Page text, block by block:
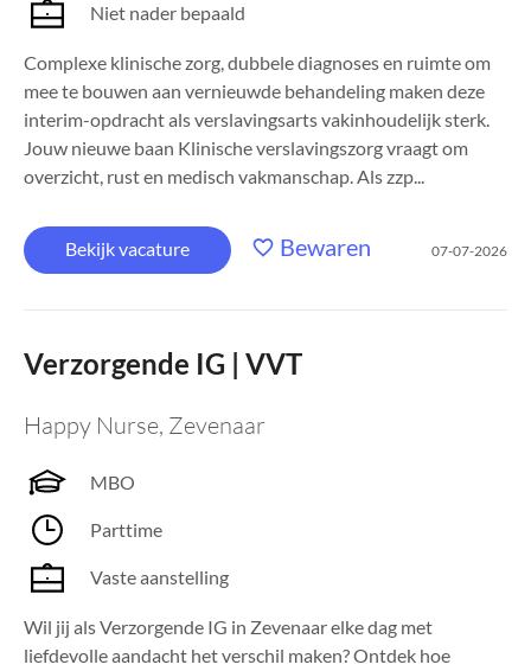
Niet nader bepaald
Complexe klinische zorg, dubbele diagnoses en ruimte om
mee te bouwen aan vernieuwde behandeling maken deze
interim-opdracht als verslavingsarts vakinhoudelijk sterk.
Jouw nieuwe baan Klinische verslavingszorg vraagt om
overzicht, rust en medisch vakmanschap. Als zzp...
Bekijk vacature Bewaren 07-07-2026
Verzorgende IG | VVT
Happy Nurse, Zevenaar
MBO
Parttime
Vaste aanstelling
Wil jij als Verzorgende IG in Zevenaar elke dag met
liefdevolle aandacht het verschil maken? Ontdek hoe